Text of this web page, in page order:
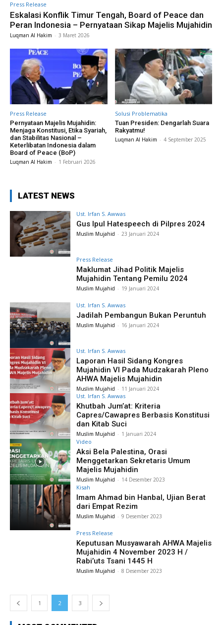
Press Release
Eskalasi Konflik Timur Tengah, Board of Peace dan
Peran Indonesia – Pernyataan Sikap Majelis Mujahidin
Luqman Al Hakim - 3 Maret 2026
Press Release
Pernyataan Majelis Mujahidin:
Menjaga Konstitusi, Etika Syariah,
dan Stabilitas Nasional –
Keterlibatan Indonesia dalam
Board of Peace (BoP)
Luqman Al Hakim - 1 Februari 2026
Solusi Problematika
Tuan Presiden: Dengarlah Suara
Rakyatmu!
Luqman Al Hakim - 4 September 2025
LATEST NEWS
Ust. Irfan S. Awwas
Gus Ipul Hatespeech di Pilpres 2024
Muslim Mujahid - 23 Januari 2024
Press Release
Maklumat Jihad Politik Majelis
Mujahidin Tentang Pemilu 2024
Muslim Mujahid - 19 Januari 2024
Ust. Irfan S. Awwas
Jadilah Pembangun Bukan Peruntuh
Muslim Mujahid - 16 Januari 2024
Ust. Irfan S. Awwas
Laporan Hasil Sidang Kongres
Mujahidin VI Pada Mudzakarah Pleno
AHWA Majelis Mujahidin
Muslim Mujahid - 11 Januari 2024
Ust. Irfan S. Awwas
Khutbah Jum’at: Kriteria
Capres/Cawapres Berbasis Konstitusi
dan Kitab Suci
Muslim Mujahid - 1 Januari 2024
Video
Aksi Bela Palestina, Orasi
Menggetarkan Sekretaris Umum
Majelis Mujahidin
Muslim Mujahid - 14 Desember 2023
Kisah
Imam Ahmad bin Hanbal, Ujian Berat
dari Empat Rezim
Muslim Mujahid - 9 Desember 2023
Press Release
Keputusan Musyawarah AHWA Majelis
Mujahidin 4 November 2023 H /
Rabi’uts Tsani 1445 H
Muslim Mujahid - 8 Desember 2023
1 2 3